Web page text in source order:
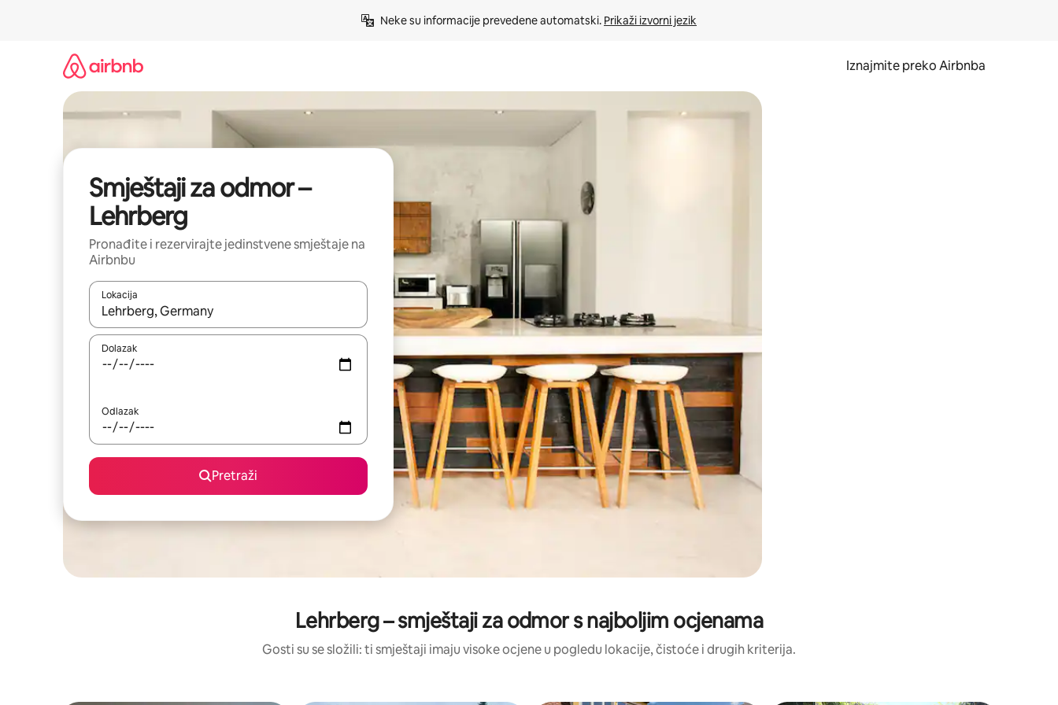
Neke su informacije prevedene automatski. Prikaži izvorni jezik
Iznajmite preko Airbnba
Smještaji za odmor –
Lehrberg
Pronađite i rezervirajte jedinstvene smještaje na
Airbnbu
Lokacija
Kada budu dostupni rezultati, moći ćete ih pregledati koristeći se strelicama prema gore i prema dolje, kao i dodirom ili prelaskom prstom po zaslonu.
Dolazak
Odlazak
Pretraži
Lehrberg – smještaji za odmor s najboljim ocjenama
Gosti su se složili: ti smještaji imaju visoke ocjene u pogledu lokacije, čistoće i drugih kriterija.